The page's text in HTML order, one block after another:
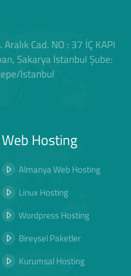
Cad. NO : 37 İÇ KAPI
Sakarya İstanbul Şube:
İstanbul
Web Hosting
Almanya Web Hosting
Linux Hosting
Wordpress Hosting
Bireysel Paketler
Kurumsal Hosting